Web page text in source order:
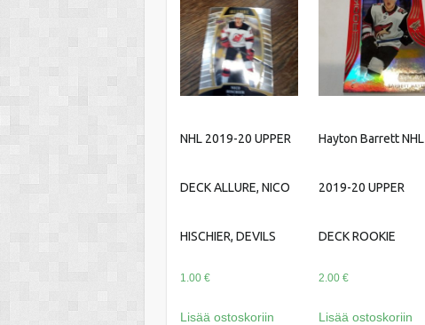
NHL 2019-20 UPPER
DECK ALLURE, NICO
HISCHIER, DEVILS
1.00 €
Lisää ostoskoriin
Hayton Barrett NHL
2019-20 UPPER
DECK ROOKIE
2.00€
Lisää ostoskoriin